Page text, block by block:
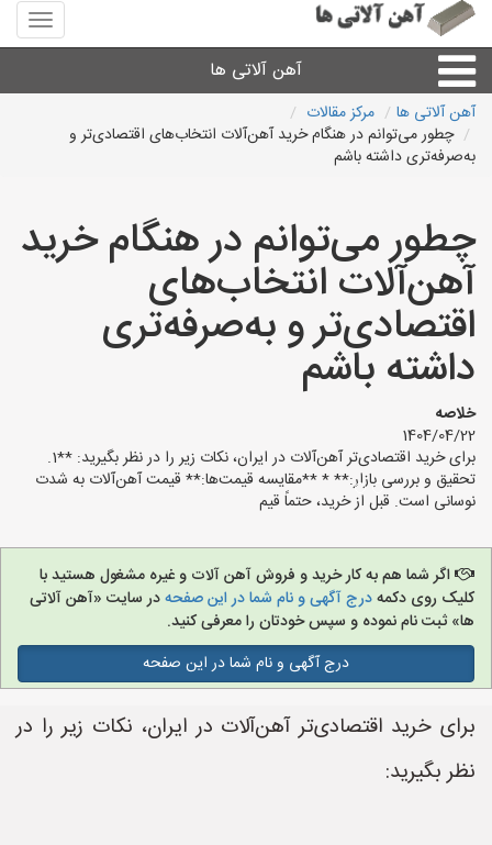
منوی
سایت
آلاتی
آهن آلاتی ها
میلگرد نبشی،مفتول
لوله و اتصالات
سایر آهن آلات
آهن آلاتی های شهرها
آهن آلاتی ها
مرکز مقالات
چطور می‌توانم در هنگام خرید آهن‌آلات انتخاب‌های اقتصادی‌تر و
به‌صرفه‌تری داشته باشم
چطور می‌توانم در هنگام خرید
آهن‌آلات انتخاب‌های
اقتصادی‌تر و به‌صرفه‌تری
داشته باشم
خلاصه
1404/04/22
برای خرید اقتصادی‌تر آهن‌آلات در ایران، نکات زیر را در نظر بگیرید: **1.
تحقیق و بررسی بازار:** * **مقایسه قیمت‌ها:** قیمت آهن‌آلات به شدت
نوسانی است. قبل از خرید، حتماً قیم
اگر شما هم به کار خرید و فروش آهن آلات و غیره مشغول هستید با
کلیک روی دکمهدرج آگهی و نام شما در این صفحهدر سایت «آهن آلاتی
ها» ثبت نام نموده و سپس خودتان را معرفی کنید.
درج آگهی و نام شما در این صفحه
برای خرید اقتصادی‌تر آهن‌آلات در ایران، نکات زیر را در
نظر بگیرید: